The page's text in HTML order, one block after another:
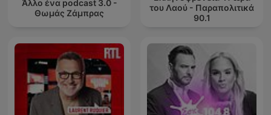
Άλλο ένα podcast 3.0 -
Θωμάς Ζάμπρας
του Λαού - Παραπολιτικά
90.1